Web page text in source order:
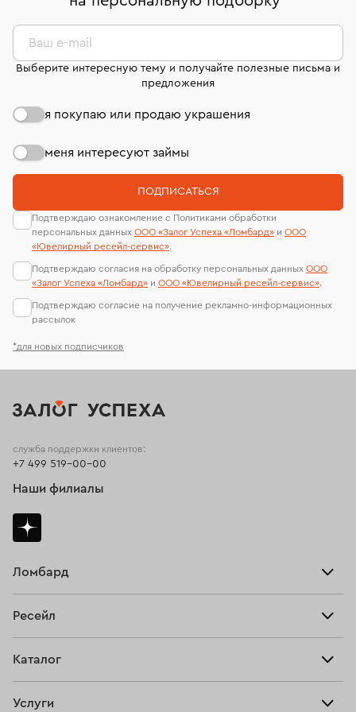
дней на возврат. Детальные условия возврата
комиссионных украшений и часов смотрите на
странице«Возврат украшений»
сертификаты МГУ и других геммологических
лабораторий
*для новых подписчиков
Ваш e-mail
Выберите интересную тему и получайте полезные письма и
предложения
я покупаю или продаю украшения
меня интересуют займы
ПОДПИСАТЬСЯ
Подтверждаю ознакомление с Политиками обработки
персональных данных ООО «Залог Успеха «Ломбард» и ООО
«Ювелирный ресейл-сервиc».
Подтверждаю согласия на обработку персональных данных ООО
«Залог Успеха «Ломбард» и ООО «Ювелирный ресейл-сервиc».
Подтверждаю согласие на получение рекламно-информационных
рассылок
Ломбард
Тарифы
Ресейл
Купить
Каталог
Услуги
служба поддержки клиентов:
+7 499 519-00-00
Наши филиалы